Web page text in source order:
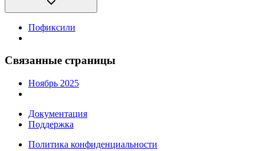
Пофиксили
Связанные страницы
Ноябрь 2025
Документация
Поддержка
Политика конфиденциальности